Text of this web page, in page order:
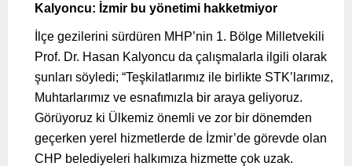
Kalyoncu: İzmir bu yönetimi hakketmiyor
İlçe gezilerini sürdüren MHP’nin 1. Bölge Milletvekili
Prof. Dr. Hasan Kalyoncu da çalışmalarla ilgili olarak
şunları söyledi; “Teşkilatlarımız ile birlikte STK’larımız,
Muhtarlarımız ve esnafımızla bir araya geliyoruz.
Görüyoruz ki Ülkemiz önemli ve zor bir dönemden
geçerken yerel hizmetlerde de İzmir’de görevde olan
CHP belediyeleri halkımıza hizmette çok uzak.